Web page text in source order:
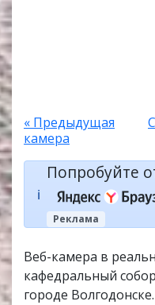
« Предыдущая
камера
ℹ️
Попробуйте
Реклама
Веб-камера в
кафедральный
городе Волгодонске.